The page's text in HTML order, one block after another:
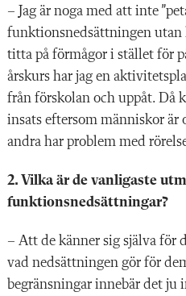
– Jag är noga med att inte
funktionsnedsättningen
titta på förmågor i stället för
årskurs har jag en
från förskolan och uppåt. Då
insats eftersom människor är
andra har problem med
2. Vilka är de vanligaste
funktionsnedsättningar?
– Att de känner sig själva för
vad nedsättningen gör för
begränsningar innebär det ju